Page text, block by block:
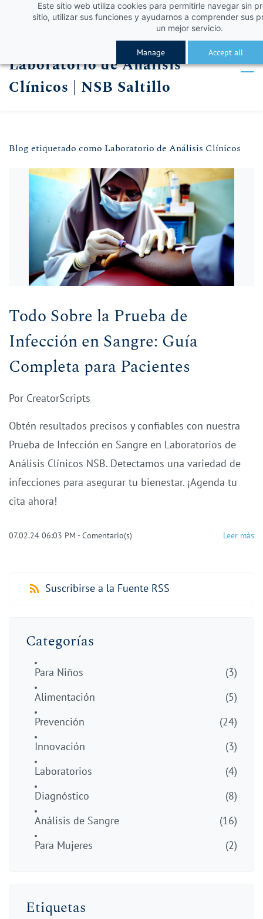
Este sitio web utiliza cookies para permitirle navegar sin
sitio, utilizar sus funciones y ayudarnos a comprender sus
un mejor servicio.
Manage Accept all
content
Iniciar sesión
Registro
Laboratorio de Análisis
Clínicos | NSB Saltillo
Blog etiquetado como Laboratorio de Análisis Clínicos
Todo Sobre la Prueba de
Infección en Sangre: Guía
Completa para Pacientes
Por CreatorScripts
Obtén resultados precisos y confiables con nuestra
Prueba de Infección en Sangre en Laboratorios de
Análisis Clínicos NSB. Detectamos una variedad de
infecciones para asegurar tu bienestar. ¡Agenda tu
cita ahora!
07.02.24 06:03 PM -Comentario(s) Leer más
Suscribirse a la Fuente RSS
Categorías
Para Niños
(3)
Alimentación
(5)
Prevención
(24)
Innovación
(3)
Laboratorios
(4)
Diagnóstico
(8)
Análisis de Sangre
(16)
Para Mujeres
(2)
Etiquetas
¡Obtén un 10% de descuento con el código